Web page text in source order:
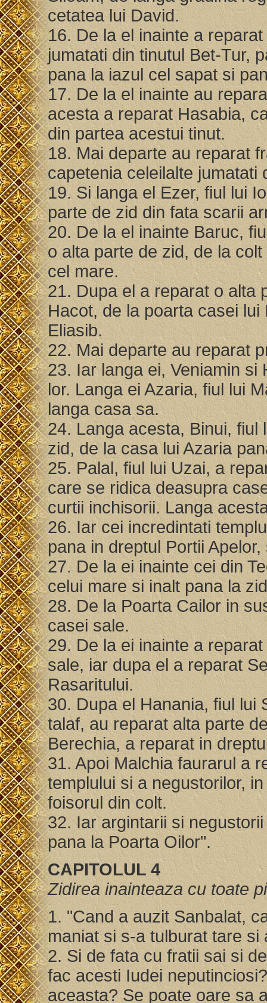
cetatea lui David.
16. De la el inainte a
jumatati din tinutul Bet-Tur,
pana la iazul cel sapat si
17. De la el inainte au
acesta a reparat Hasabia,
din partea acestui tinut.
18. Mai departe au reparat
capetenia celeilalte jumatati
19. Si langa el Ezer, fiul lui
parte de zid din fata scarii
20. De la el inainte Baruc,
o alta parte de zid, de la
cel mare.
21. Dupa el a reparat o alta
Hacot, de la poarta casei
Eliasib.
22. Mai departe au reparat
23. Iar langa ei, Veniamin
lor. Langa ei Azaria, fiul lui
langa casa sa.
24. Langa acesta, Binui,
zid, de la casa lui Azaria
25. Palal, fiul lui Uzai, a
care se ridica deasupra
curtii inchisorii. Langa
26. Iar cei incredintati
pana in dreptul Portii
27. De la ei inainte cei din
celui mare si inalt pana la
28. De la Poarta Cailor in
casei sale.
29. De la ei inainte a
sale, iar dupa el a reparat
Rasaritului.
30. Dupa el Hanania, fiul lui
talaf, au reparat alta parte
Berechia, a reparat in
31. Apoi Malchia faurarul a
templului si a negustorilor,
foisorul din colt.
32. Iar argintarii si
pana la Poarta Oilor".
CAPITOLUL 4
Zidirea inainteaza cu toate
1. "Cand a auzit Sanbalat,
maniat si s-a tulburat tare
2. Si de fata cu fratii sai si
fac acesti Iudei
aceasta? Se poate oare sa